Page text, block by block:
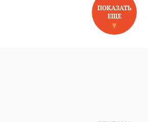
НОВОЕ НА САЙТЕ
ПОКАЗАТЬ
ЕЩЕ